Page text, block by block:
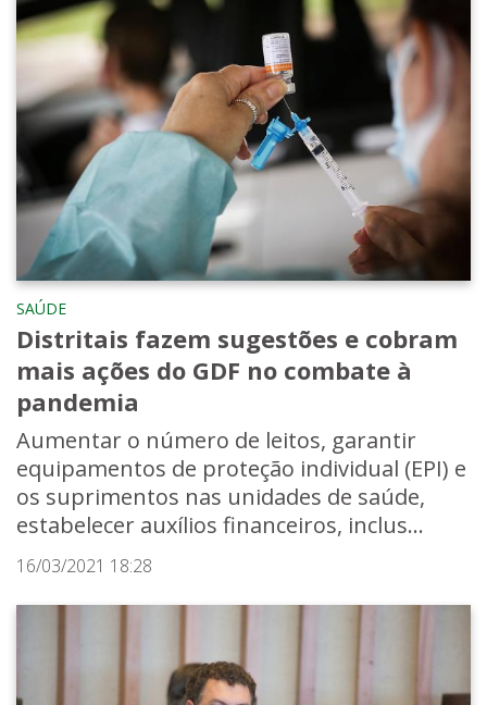
SAÚDE
Distritais fazem sugestões e cobram
mais ações do GDF no combate à
pandemia
Aumentar o número de leitos, garantir
equipamentos de proteção individual (EPI) e
os suprimentos nas unidades de saúde,
estabelecer auxílios financeiros, inclus...
16/03/2021 18:28